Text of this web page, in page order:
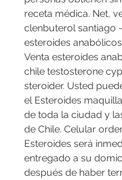
receta médica. Net,
clenbuterol santiago
esteroides
Venta esteroides
chile testosterone
steroider. Usted
el Esteroides
de toda la ciudad y
de Chile. Celular
Esteroides será
entregado a su
después de haber